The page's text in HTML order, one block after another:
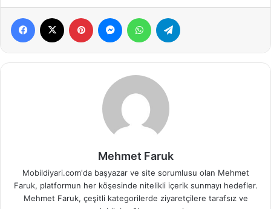
Facebook Pinterest MessengerWhatsApp
Mehmet Faruk
Mobildiyari.com'da başyazar ve site sorumlusu olan Mehmet
Faruk, platformun her köşesinde nitelikli içerik sunmayı hedefler.
Mehmet Faruk, çeşitli kategorilerde ziyaretçilere tarafsız ve